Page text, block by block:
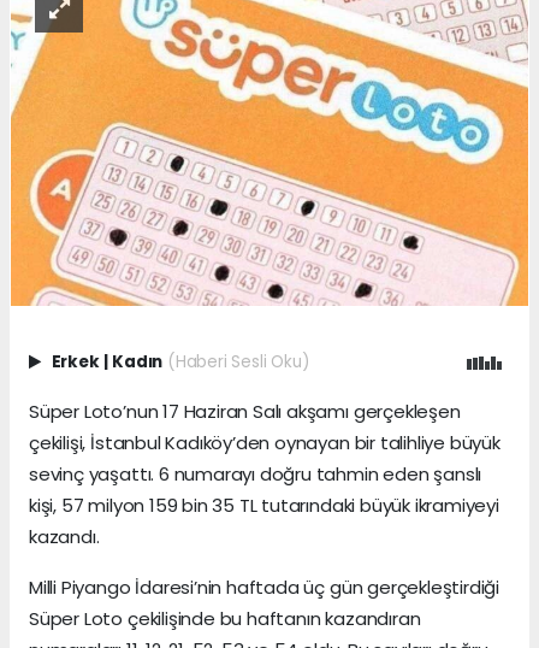
Erkek | Kadın (Haberi Sesli Oku)
Süper Loto’nun 17 Haziran Salı akşamı gerçekleşen
çekilişi, İstanbul Kadıköy’den oynayan bir talihliye büyük
sevinç yaşattı. 6 numarayı doğru tahmin eden şanslı
kişi, 57 milyon 159 bin 35 TL tutarındaki büyük ikramiyeyi
kazandı.
Milli Piyango İdaresi’nin haftada üç gün gerçekleştirdiği
Süper Loto çekilişinde bu haftanın kazandıran